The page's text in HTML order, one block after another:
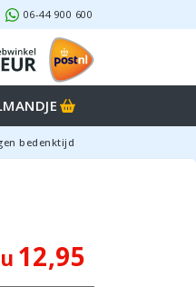
06-44 900 600
bedenktijd
12,95